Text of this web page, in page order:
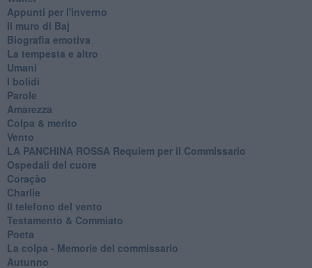
Appunti per l'inverno
Il muro di Baj
Biografia emotiva
La tempesta e altro
Umani
I bolidi
Parole
Amarezza
Colpa & merito
Vento
​LA PANCHINA ROSSA Requiem per il Commissario
Ospedali del cuore
Coraçào
Charlie
Il telefono del vento
Testamento & Commiato
Poeta
​La colpa - Memorie del commissario
Autunno